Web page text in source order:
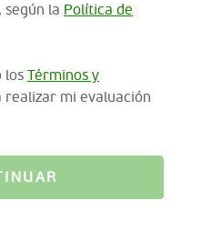
la Política de
los Términos y
realizar mi evaluación